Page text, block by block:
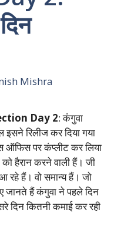
Mishra
Day 2: कंगुवा
रिलीज कर दिया गया
ऑफिस पर कंप्लीट कर लिया
हैरान करने वाली हैं। जी
हैं। वो समान्य हैं। जो
हैं कंगुवा ने पहले दिन
कितनी कमाई कर रही